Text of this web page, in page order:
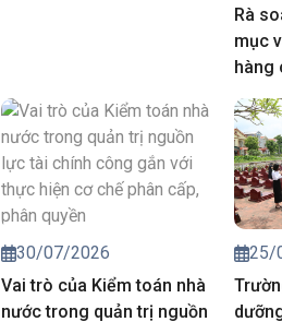
Rà
mục
hàng
môn,
động
toán
30/07/2026
Vai trò của Kiểm toán nhà
nước trong quản trị nguồn
25/